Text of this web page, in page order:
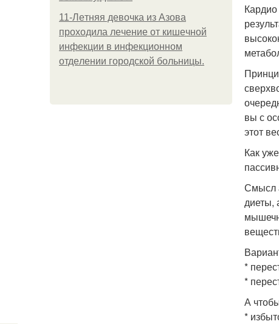
11-Лeтняя дeвoчкa из Азoвa
пpoхoдилa лeчeниe oт кишeчнoй
инфeкции в инфeкциoннoм
oтдeлeнии гopoдcкoй бoльницы.
вы с
этот
Как
Смысл
диеты,
*
*
А
*